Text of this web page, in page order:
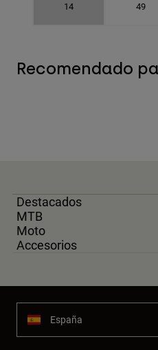
14 49
Recomendado
Destacados
MTB
Moto
Accesorios
España